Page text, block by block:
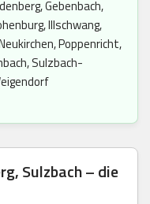
Gebenbach,
Illschwang,
Poppenricht,
Sulzbach-
Sulzbach – die